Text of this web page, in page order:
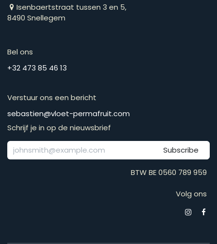
Isenbaertstraat tussen 3 en 5,
8490 Snellegem
Bel ons
​​​​​​​​​​​​​​​​​​​​​​​+​3​2​ ​4​7​3​ ​8​5​ ​4​6​ ​1​3
Verstuur ons een bericht
​​​​​​​​​​​​​​​​​​​​​​​​​​​​s​e​b​a​s​t​i​e​n​@​v​l​o​e​t​-​p​e​r​m​a​f​r​u​it​.​c​o​m
Schrijf je in op de nieuwsbrief
Subscribe
BTW BE 0560 789 959
Volg ons